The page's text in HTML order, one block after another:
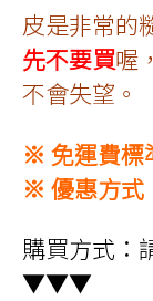
皮是非常的
先不要買喔
不會失望。
※ 免運費標
※ 優惠方式
購買方式：
▼▼▼